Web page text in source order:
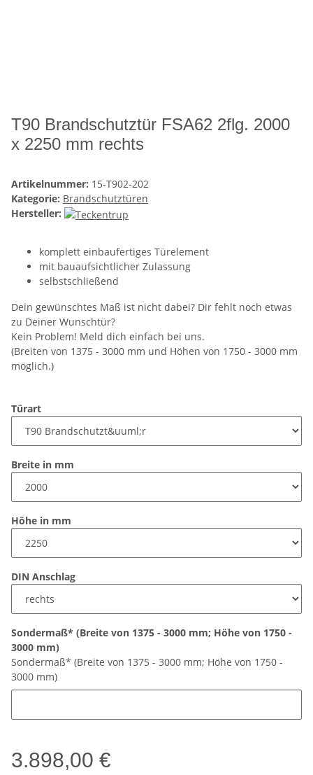
T90 Brandschutztür FSA62 2flg. 2000
x 2250 mm rechts
Artikelnummer: 15-T902-202
Kategorie: Brandschutztüren
Hersteller:
komplett einbaufertiges Türelement
mit bauaufsichtlicher Zulassung
selbstschließend
Dein gewünschtes Maß ist nicht dabei? Dir fehlt noch etwas
zu Deiner Wunschtür?
Kein Problem! Meld dich einfach bei uns.
(Breiten von 1375 - 3000 mm und Höhen von 1750 - 3000 mm
möglich.)
Türart
Breite in mm
Höhe in mm
DIN Anschlag
Sondermaß* (Breite von 1375 - 3000 mm; Höhe von 1750 -
3000 mm)
Sondermaß* (Breite von 1375 - 3000 mm; Höhe von 1750 -
3000 mm)
3.898,00 €